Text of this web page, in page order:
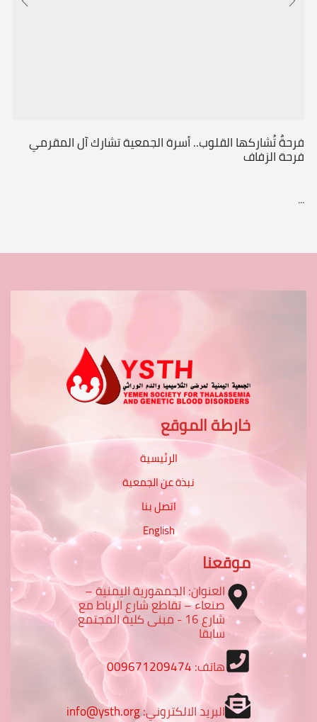
فرحةٌ تُشاركها القلوب.. أسرة الجمعية تشارك آل المقرمي
فرحة الزفاف
...
خارطة الموقع
الرئيسية
نبذة عن الجمعية
اتصل بنا
English
موقعنا
العنوان: الجمهورية اليمنية –
صنعاء – تقاطع شارع الرباط مع
شارع 16 - مبنى كلية المجتمع
سابقا
هاتف:009671209474
البريد الالكتروني:info@ysth.org